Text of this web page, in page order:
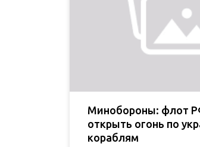
Минобороны: флот
открыть огонь по
кораблям